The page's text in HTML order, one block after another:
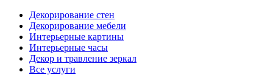
Декорирование стен
Декорирование мебели
Интерьерные картины
Интерьерные часы
Декор и травление зеркал
Все услуги